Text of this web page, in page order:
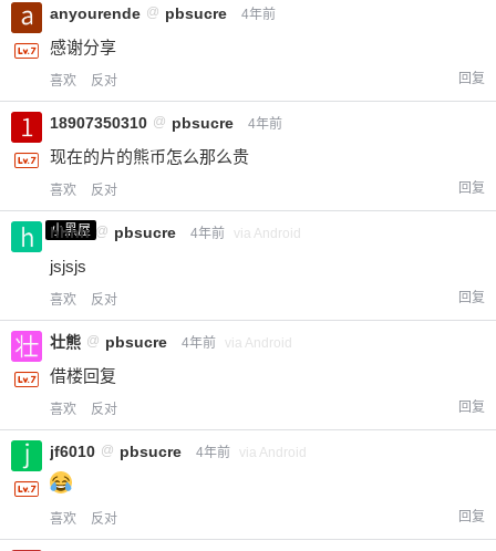
立刻支付
anyourende @ pbsucre 4年前
感谢分享
喜欢 反对 回复
18907350310 @ pbsucre 4年前
现在的片的熊币怎么那么贵
喜欢 反对 回复
小黑屋
hhhh @ pbsucre 4年前 via Android
jsjsjs
喜欢 反对 回复
壮熊 @ pbsucre 4年前 via Android
借楼回复
喜欢 反对 回复
jf6010 @ pbsucre 4年前 via Android
喜欢 反对 回复
您没有权限发布内容，请购买会员或者提升权
限。